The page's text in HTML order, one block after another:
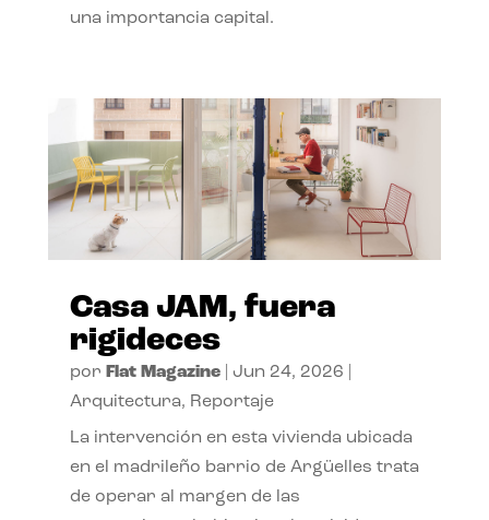
una importancia capital.
Casa JAM, fuera
rigideces
por Flat Magazine| Jun 24, 2026
Arquitectura, Reportaje
La intervención en esta vivienda ubicada
en el madrileño barrio de Argüelles trata
de operar al margen de las